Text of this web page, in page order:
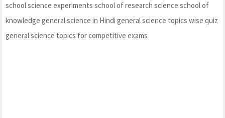
school science experiments school of research science school of
knowledge general science in Hindi general science topics wise quiz
general science topics for competitive exams